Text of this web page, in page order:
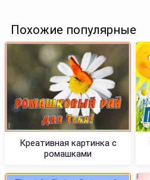
Похожие популярные
Креативная картинка с
ромашками